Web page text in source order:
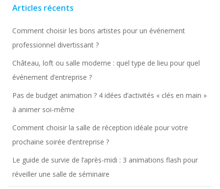
Articles récents
Comment choisir les bons artistes pour un événement
professionnel divertissant ?
Château, loft ou salle moderne : quel type de lieu pour quel
événement d’entreprise ?
Pas de budget animation ? 4 idées d’activités « clés en main »
à animer soi-même
Comment choisir la salle de réception idéale pour votre
prochaine soirée d’entreprise ?
Le guide de survie de l’après-midi : 3 animations flash pour
réveiller une salle de séminaire